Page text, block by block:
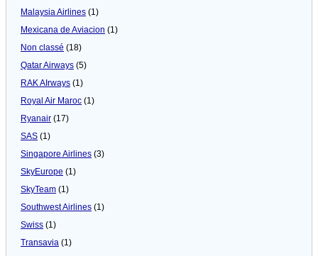
Malaysia Airlines (1)
Mexicana de Aviacion (1)
Non classé (18)
Qatar Airways (5)
RAK AIrways (1)
Royal Air Maroc (1)
Ryanair (17)
SAS (1)
Singapore Airlines (3)
SkyEurope (1)
SkyTeam (1)
Southwest Airlines (1)
Swiss (1)
Transavia (1)